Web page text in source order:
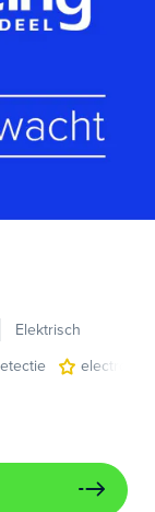
Elektrisch
electronic